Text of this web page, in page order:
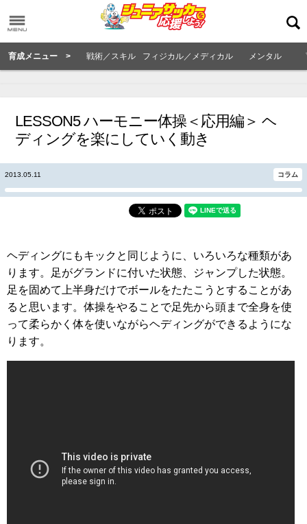
育成メニュー > 戦術／スキル フィジカル／メディカル メンタル
LESSON5 ハーモニー体操＜応用編＞ ヘ
ディングを楽にしていく動き
2013.05.11 コラム
ヘディングにもキックと同じように、いろいろな種類があ
ります。足がグランドに付いた状態、ジャンプした状態。
足を固めて上半身だけでボールをたたこうとすることがあ
ると思います。体操をやることで足先から頭まで全身を使
って柔らかく体を使いながらヘディングができるようにな
ります。